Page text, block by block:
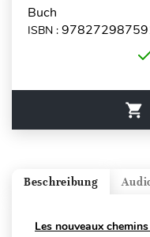
Buch
ISBN :
Beschreibung
Les nouveaux